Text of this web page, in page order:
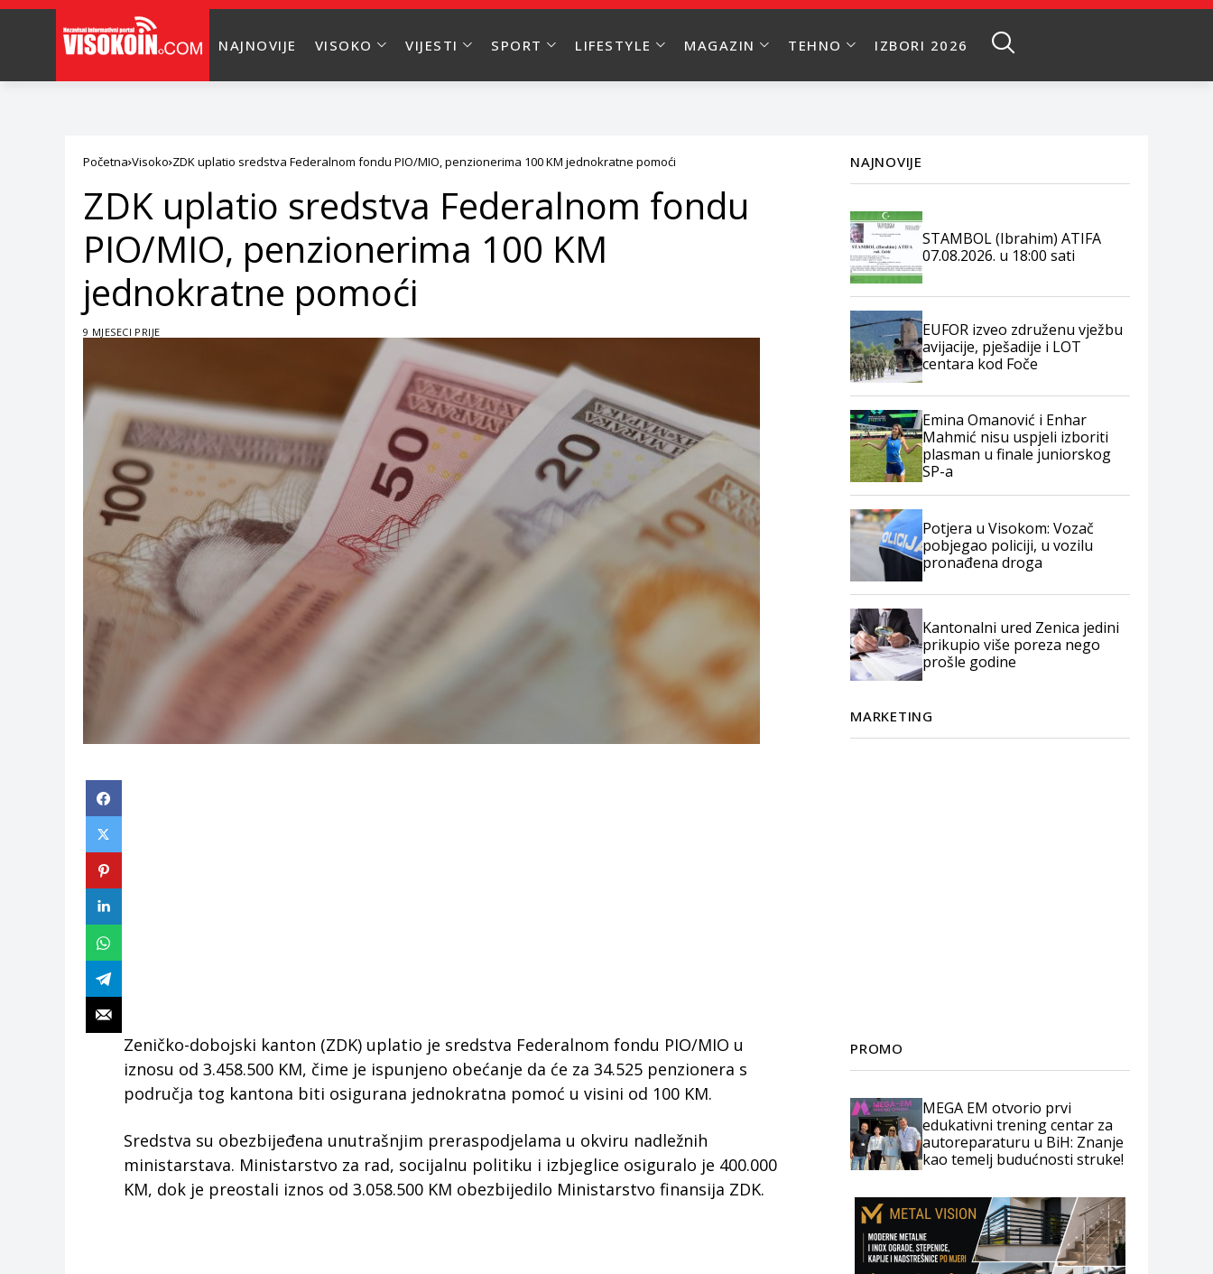
NAJNOVIJE VISOKO VIJESTI SPORT LIFESTYLE MAGAZIN TEHNO IZBORI 2026
Početna Visoko ZDK uplatio sredstva Federalnom fondu PIO/MIO, penzionerima 100 KM jednokratne pomoći
ZDK uplatio sredstva Federalnom fondu
PIO/MIO, penzionerima 100 KM
jednokratne pomoći
9 MJESECI PRIJE
Zeničko-dobojski kanton (ZDK) uplatio je sredstva Federalnom fondu PIO/MIO u
iznosu od 3.458.500 KM, čime je ispunjeno obećanje da će za 34.525 penzionera s
područja tog kantona biti osigurana jednokratna pomoć u visini od 100 KM.
Sredstva su obezbijeđena unutrašnjim preraspodjelama u okviru nadležnih
ministarstava. Ministarstvo za rad, socijalnu politiku i izbjeglice osiguralo je 400.000
KM, dok je preostali iznos od 3.058.500 KM obezbijedilo Ministarstvo finansija ZDK.
NAJNOVIJE
STAMBOL (Ibrahim) ATIFA
07.08.2026. u 18:00 sati
EUFOR izveo združenu vježbu
avijacije, pješadije i LOT
centara kod Foče
Emina Omanović i Enhar
Mahmić nisu uspjeli izboriti
plasman u finale juniorskog
SP-a
Potjera u Visokom: Vozač
pobjegao policiji, u vozilu
pronađena droga
Kantonalni ured Zenica jedini
prikupio više poreza nego
prošle godine
MARKETING
PROMO
MEGA EM otvorio prvi
edukativni trening centar za
autoreparaturu u BiH: Znanje
kao temelj budućnosti struke!